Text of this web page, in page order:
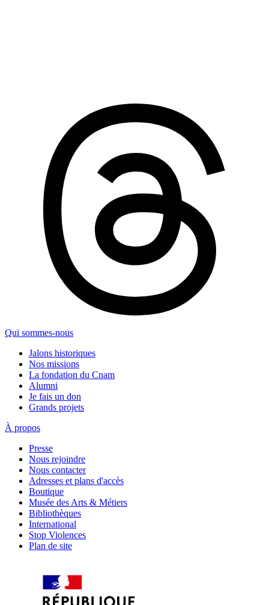
Qui sommes-nous
Jalons historiques
Nos missions
La fondation du Cnam
Alumni
Je fais un don
Grands projets
À propos
Presse
Nous rejoindre
Nous contacter
Adresses et plans d'accès
Boutique
Musée des Arts & Métiers
Bibliothèques
International
Stop Violences
Plan de site